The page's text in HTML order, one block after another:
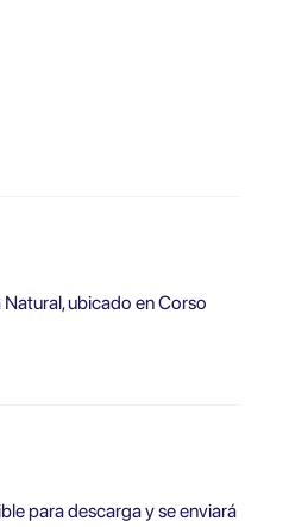
ubicado en Corso
para descarga y se enviará